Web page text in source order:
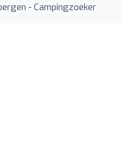
- Campingzoeker